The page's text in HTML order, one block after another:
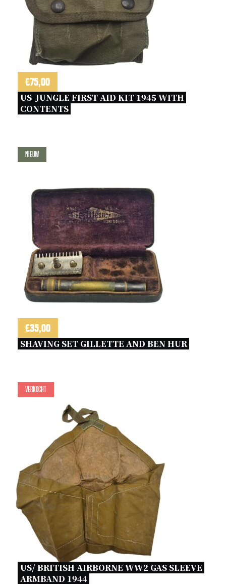
€75,00
US  JUNGLE FIRST AID KIT 1945 WITH
CONTENTS
Nieuw
€35,00
SHAVING SET GILLETTE AND BEN HUR
Verkocht
US/ BRITISH AIRBORNE WW2 GAS SLEEVE
ARMBAND 1944